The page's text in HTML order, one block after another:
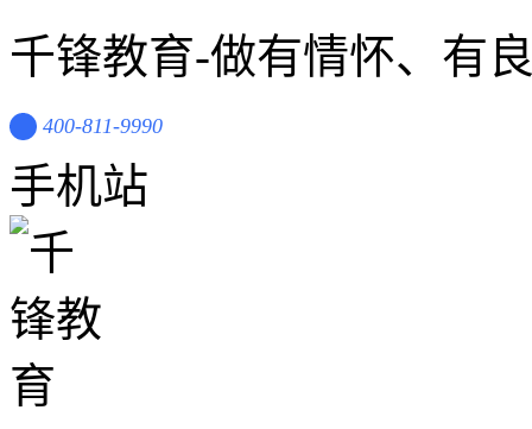
千锋教育-做有情怀、有
400-811-9990
手机站